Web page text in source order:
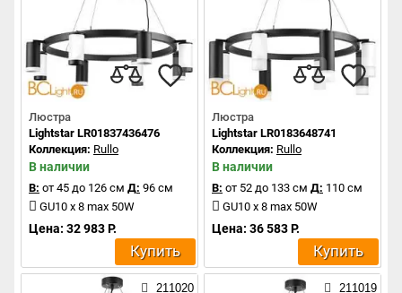
Люстра
Lightstar LR01837436476
Коллекция: Rullo
В наличии
В: от 45 до 126 см Д: 96 см
GU10 x 8 max 50W
Цена: 32 983 Р.
Купить
Люстра
Lightstar LR0183648741
Коллекция: Rullo
В наличии
В: от 52 до 133 см Д: 110 см
GU10 x 8 max 50W
Цена: 36 583 Р.
Купить
211020 211019